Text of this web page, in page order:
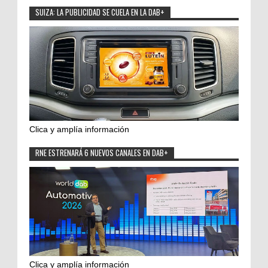
SUIZA: LA PUBLICIDAD SE CUELA EN LA DAB+
Clica y amplía información
RNE ESTRENARÁ 6 NUEVOS CANALES EN DAB+
Clica y amplía información